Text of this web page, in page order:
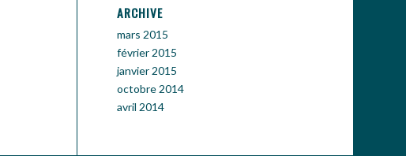
ARCHIVE
mars 2015
février 2015
janvier 2015
octobre 2014
avril 2014